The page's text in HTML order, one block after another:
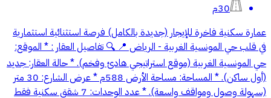
30م
عمارة سكنية فاخرة للإيجار (جديدة بالكامل) فرصة استثنائية استثمارية
في قلب حي المونسية الغربية - الرياض 📍 🔍 تفاصيل العقار : * الموقع:
حي المونسية الغربية (موقع استراتيجي هادئ وفخم). * حالة العقار: جديد
(أول ساكن). * المساحة: مساحة الأرض 588م * عرض الشارع: 30 متر
(سهولة وصول ومواقف واسعة). * عدد الوحدات: 7 شقق سكنية فقط